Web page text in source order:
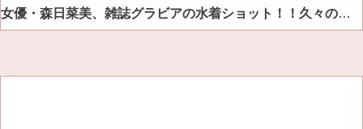
女優・森日菜美、雑誌グラビアの水着ショット！！久々の姿にファン悶絶ｗｗ